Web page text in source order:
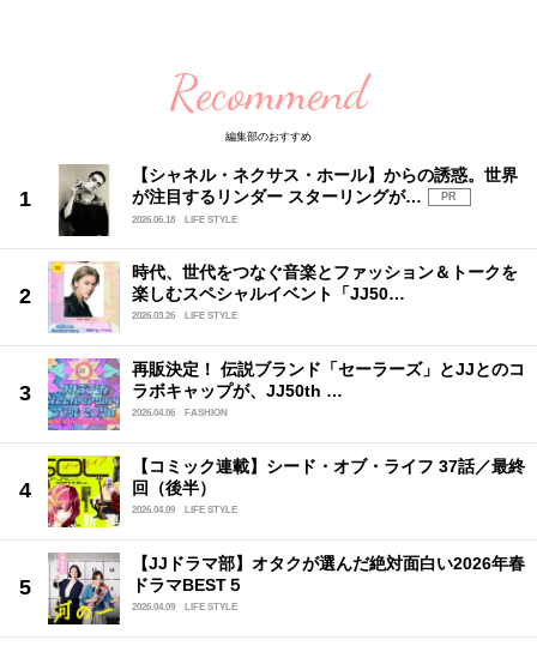
Recommend
編集部のおすすめ
【シャネル・ネクサス・ホール】からの誘惑。世界
が注目するリンダー スターリングが…
PR
2026.06.18
LIFE STYLE
時代、世代をつなぐ音楽とファッション＆トークを
楽しむスペシャルイベント「JJ50…
2026.03.26 LIFE STYLE
再販決定！ 伝説ブランド「セーラーズ」とJJとのコ
ラボキャップが、JJ50th …
2026.04.06 FASHION
【コミック連載】シード・オブ・ライフ 37話／最終
回（後半）
2026.04.09 LIFE STYLE
【JJドラマ部】オタクが選んだ絶対面白い2026年春
ドラマBEST５
2026.04.09 LIFE STYLE